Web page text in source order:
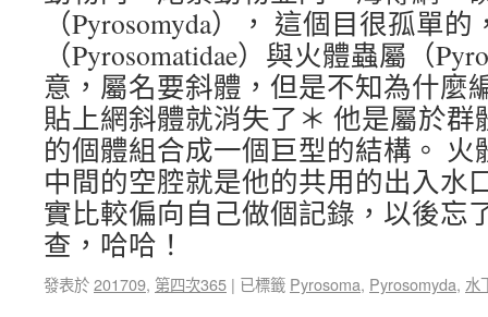
（Pyrosomyda）， 這個目很孤單
（Pyrosomatidae）與火體蟲屬（
意，屬名要斜體，但是不知為什麼
貼上網斜體就消失了＊ 他是屬於
的個體組合成一個巨型的結構。
中間的空腔就是他的共用的出入水
實比較偏向自己做個記錄，以後忘
查，哈哈！
發表於201709, 第四次365 | 已標籤 Pyrosoma, Pyrosomyda, 水